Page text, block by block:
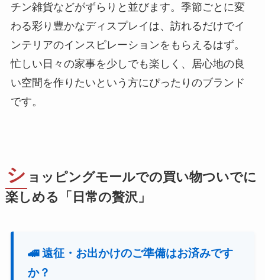
チン雑貨などがずらりと並びます。季節ごとに変
わる彩り豊かなディスプレイは、訪れるだけでイ
ンテリアのインスピレーションをもらえるはず。
忙しい日々の家事を少しでも楽しく、居心地の良
い空間を作りたいという方にぴったりのブランド
です。
シ ョッピングモールでの買い物ついでに
楽しめる「日常の贅沢」
🚄 遠征・お出かけのご準備はお済みです
か？